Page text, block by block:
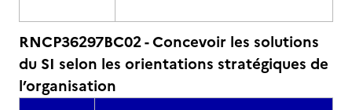
RNCP36297BC02 - Concevoir les solutions
du SI selon les orientations stratégiques de
l’organisation